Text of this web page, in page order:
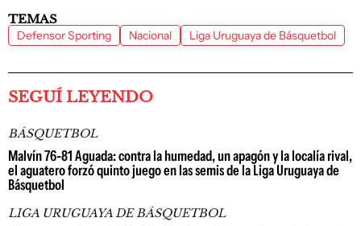
TEMAS
Defensor Sporting Nacional Liga Uruguaya de Básquetbol
SEGUÍ LEYENDO
BÁSQUETBOL
Malvín 76-81 Aguada: contra la humedad, un apagón y la localía rival,
el aguatero forzó quinto juego en las semis de la Liga Uruguaya de
Básquetbol
LIGA URUGUAYA DE BÁSQUETBOL